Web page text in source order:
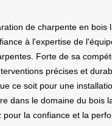
de charpente en bois
à l'expertise de
Forte de sa
précises et
ce soit pour une
dans le domaine du bois
la confiance et la